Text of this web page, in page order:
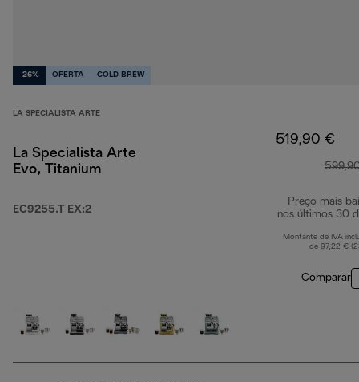
-26% OFERTA COLD BREW
LA SPECIALISTA ARTE
La Specialista Arte
Evo, Titanium
EC9255.T EX:2
519,90 €
Preço mais
nos últimos 30
Montante de IVA
de 97,22 €
Comparar